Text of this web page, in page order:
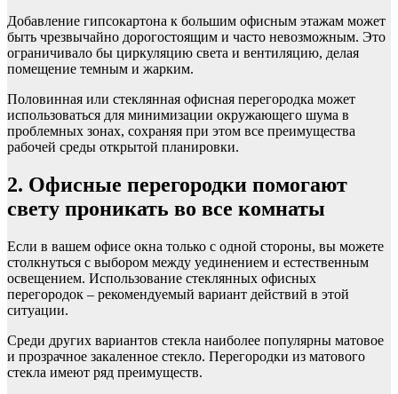
Добавление гипсокартона к большим офисным этажам может
быть чрезвычайно дорогостоящим и часто невозможным. Это
ограничивало бы циркуляцию света и вентиляцию, делая
помещение темным и жарким.
Половинная или стеклянная офисная перегородка может
использоваться для минимизации окружающего шума в
проблемных зонах, сохраняя при этом все преимущества
рабочей среды открытой планировки.
2. Офисные перегородки помогают
свету проникать во все комнаты
Если в вашем офисе окна только с одной стороны, вы можете
столкнуться с выбором между уединением и естественным
освещением. Использование стеклянных офисных
перегородок – рекомендуемый вариант действий в этой
ситуации.
Среди других вариантов стекла наиболее популярны матовое
и прозрачное закаленное стекло. Перегородки из матового
стекла имеют ряд преимуществ.